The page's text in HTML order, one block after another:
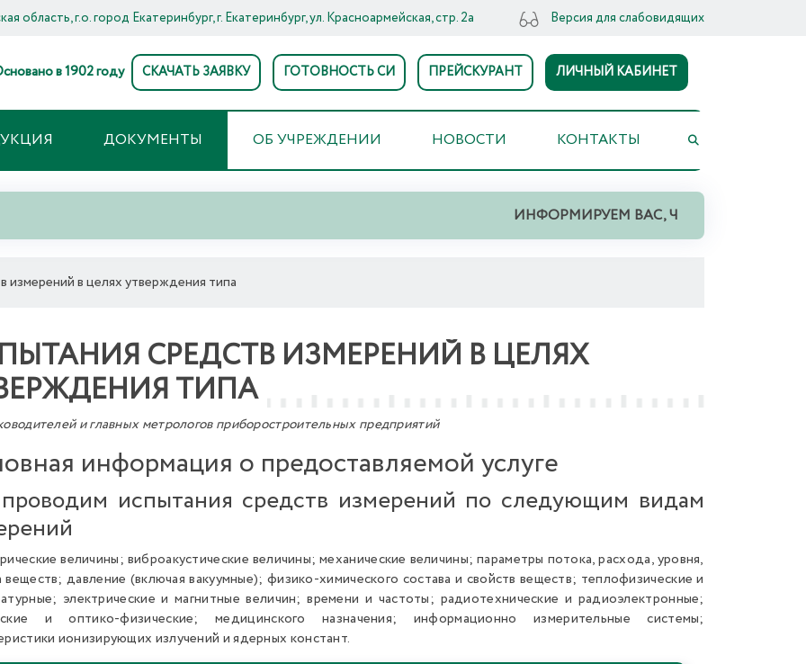
область, г.о. город Екатеринбург, г. Екатеринбург, ул. Красноармейская, стр. 2а Версия для слабовидящих
в 1902 году СКАЧАТЬ ЗАЯВКУ ГОТОВНОСТЬ СИ ПРЕЙСКУРАНТ ЛИЧНЫЙ КАБИНЕТ
ДОКУМЕНТЫ ОБ УЧРЕЖДЕНИИ НОВОСТИ КОНТАКТЫ
ИНФОРМИРУЕМ ВАС, ЧТО НА ТЕРРИТОРИИ
измерений в целях утверждения типа
СРЕДСТВ ИЗМЕРЕНИЙ В ЦЕЛЯХ
ТИПА
и главных метрологов приборостроительных предприятий
информация о предоставляемой услуге
испытания средств измерений по следующим видам
величины; виброакустические величины; механические величины; параметры потока, расхода, уровня,
давление (включая вакуумные); физико-химического состава и свойств веществ; теплофизические и
электрические и магнитные величин; времени и частоты; радиотехнические и радиоэлектронные;
и оптико-физические; медицинского назначения; информационно измерительные системы;
ионизирующих излучений и ядерных констант.